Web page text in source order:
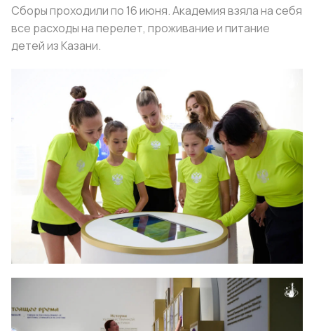
Сборы проходили по 16 июня. Академия взяла на себя
все расходы на перелет, проживание и питание
детей из Казани.